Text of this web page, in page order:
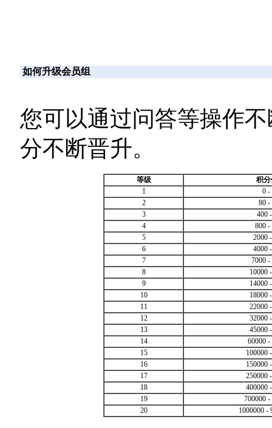
如何升级会员组
您可以通过问答等操作
分不断晋升。
等级
积
1
0 -
2
80 -
3
400
4
800 -
5
2000
6
4000
7
7000 -
8
10000
9
14000
10
18000
11
22000
12
32000
13
45000
14
60000 -
15
100000
16
150000
17
250000
18
400000
19
700000 -
20
1000000 -